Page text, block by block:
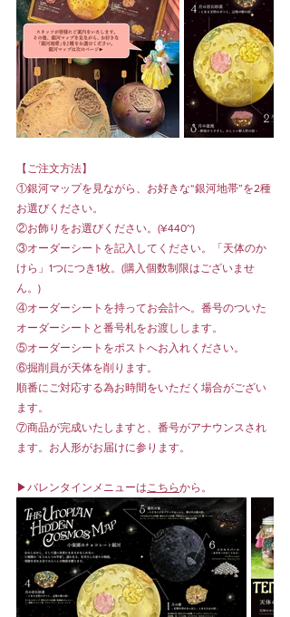
【ご注文方法】
①銀河マップを見ながら、お好きな“銀河地帯”を2種
お選びください。
②お飾りをお選びください。(¥440~)
③オーダーシートを記入してください。「天体のか
けら」1つにつき1枚。(購入個数制限はございませ
ん。)
④オーダーシートを持ってお会計へ。番号のついた
オーダーシートと番号札をお渡しします。
⑤オーダーシートをポストへお入れください。
⑥掘削員が天体を削ります。
順番にご対応する為お時間をいただく場合がござい
ます。
⑦商品が完成いたしますと、番号がアナウンスされ
ます。お人形がお届けに参ります。
▶︎バレンタインメニューは こちらから。